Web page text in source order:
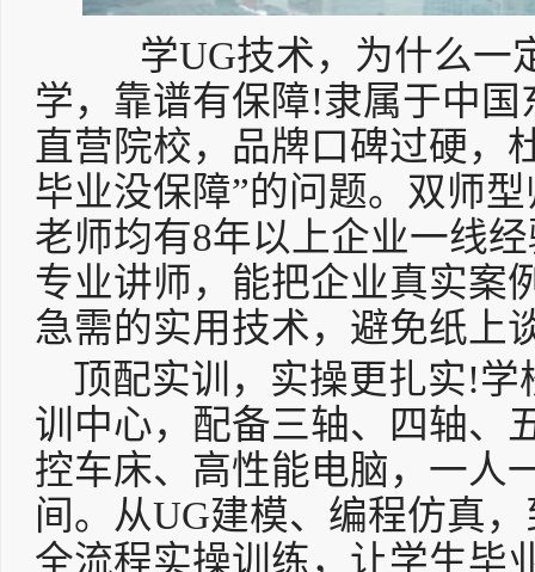
学UG技术，为什么一
学，靠谱有保障!隶属于中
直营院校，品牌口碑过硬，
毕业没保障”的问题。双师
老师均有8年以上企业一线
专业讲师，能把企业真实案
急需的实用技术，避免纸上
顶配实训，实操更扎实!
训中心，配备三轴、四轴、
控车床、高性能电脑，一人
间。从UG建模、编程仿真
全流程实操训练，让学生毕